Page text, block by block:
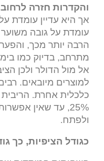
והקדרות חזרה
הרבה יותר מכך, והפער
מתרחב, בדיוק כמו
אל מול הדולר ולכן
למוצרים מיובאים.
כלכלית אחרת.
25%, עד שאין
ולפתח.
כגודל הציפיות, כך